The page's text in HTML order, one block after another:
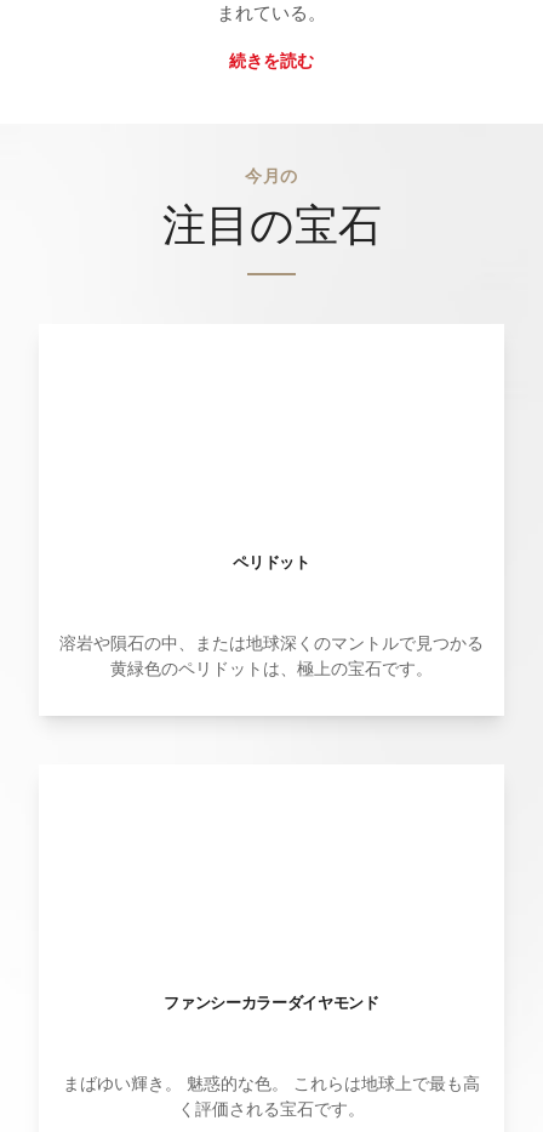
まれている。
続きを読む
今月の
注目の宝石
ペリドット
溶岩や隕石の中、または地球深くのマントルで見つかる
黄緑色のペリドットは、極上の宝石です。
ファンシーカラーダイヤモンド
まばゆい輝き。 魅惑的な色。 これらは地球上で最も高
く評価される宝石です。